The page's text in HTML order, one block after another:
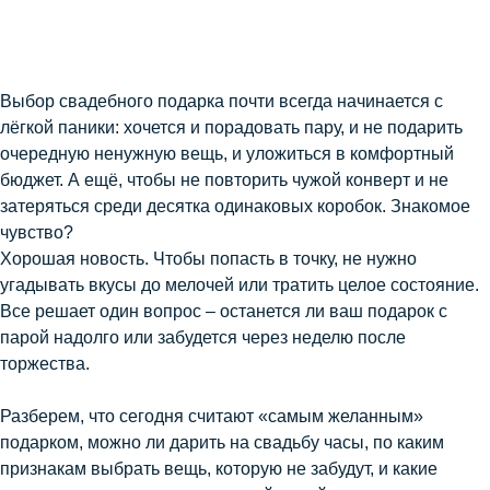
Выбор свадебного подарка почти всегда начинается с
лёгкой паники: хочется и порадовать пару, и не подарить
очередную ненужную вещь, и уложиться в комфортный
бюджет. А ещё, чтобы не повторить чужой конверт и не
затеряться среди десятка одинаковых коробок. Знакомое
чувство?
Хорошая новость. Чтобы попасть в точку, не нужно
угадывать вкусы до мелочей или тратить целое состояние.
Все решает один вопрос – останется ли ваш подарок с
парой надолго или забудется через неделю после
торжества.
Разберем, что сегодня считают «самым желанным»
подарком, можно ли дарить на свадьбу часы, по каким
признакам выбрать вещь, которую не забудут, и какие